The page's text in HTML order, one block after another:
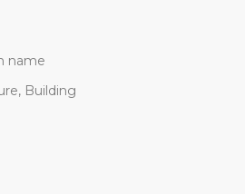
name
Building